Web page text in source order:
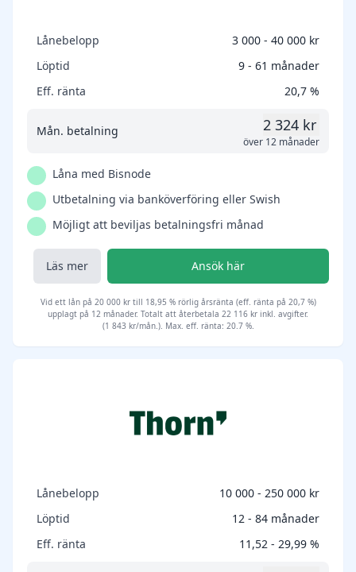
Lånebelopp
3 000 - 40 000 kr
Löptid
9 - 61 månader
Eff. ränta
20,7 %
Mån. betalning 2 324 kr
över 12 månader
Låna med Bisnode
Utbetalning via banköverföring eller Swish
Möjligt att beviljas betalningsfri månad
Läs mer Ansök här
Vid ett lån på 20 000 kr till 18,95 % rörlig årsränta (eff. ränta på 20,7 %)
upplagt på 12 månader. Totalt att återbetala 22 116 kr inkl. avgifter.
(1 843 kr/mån.). Max. eff. ränta: 20.7 %.
Lånebelopp
10 000 - 250 000 kr
Löptid
12 - 84 månader
Eff. ränta
11,52 - 29,99 %